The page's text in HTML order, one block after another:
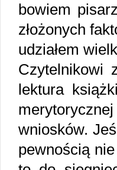
bowiem
złożonych
udziałem
Czytelnikowi
lektura
wniosków.
pewnością